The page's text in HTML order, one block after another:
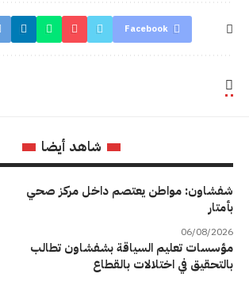
Facebook
شاهد أيضا
شفشاون: مواطن يعتصم داخل مركز صحي
بأمتار
06/08/2026
مؤسسات تعليم السياقة بشفشاون تطالب
بالتحقيق في اختلالات بالقطاع